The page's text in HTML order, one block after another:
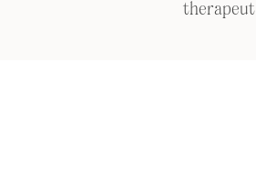
therapeut